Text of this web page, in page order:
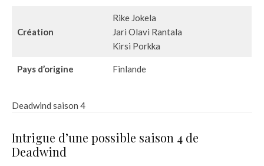
Création
Rike Jokela
Jari Olavi Rantala
Kirsi Porkka
Pays d’origine Finlande
Deadwind saison 4
Intrigue d’une possible saison 4 de
Deadwind